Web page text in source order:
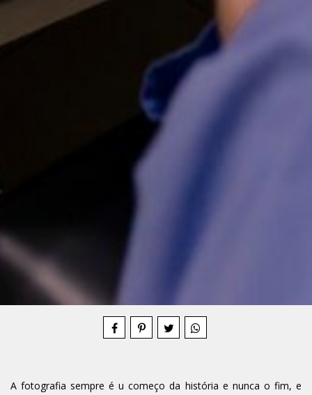
A fotografia sempre é u começo da história e nunca o fim, e